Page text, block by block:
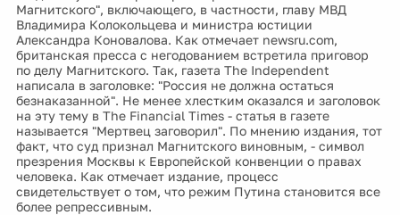
Магнитского", включающего, в частности, главу МВД
Владимира Колокольцева и министра юстиции
Александра Коновалова. Как отмечает newsru.com,
британская пресса с негодованием встретила приговор
по делу Магнитского. Так, газета The Independent
написала в заголовке: "Россия не должна остаться
безнаказанной". Не менее хлестким оказался и заголовок
на эту тему в The Financial Times - статья в газете
называется "Мертвец заговорил". По мнению издания, тот
факт, что суд признал Магнитского виновным, - символ
презрения Москвы к Европейской конвенции о правах
человека. Как отмечает издание, процесс
свидетельствует о том, что режим Путина становится все
более репрессивным.